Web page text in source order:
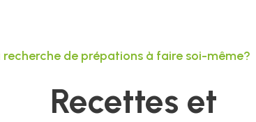
recherche de prépations à faire soi-même?
Recettes et